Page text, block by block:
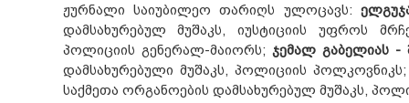
ჟურნალი საიუბილეო თარიღს ულოცავს:
დამსახურებულ მუშაკს, იუსტიციის უფროს
პოლიციის გენერალ-მაიორს; ჯემალ გაბელიას -
დამსახურებული მუშაკს, პოლიციის
საქმეთა ორგანოების დამსახურებულ მუშაკს,